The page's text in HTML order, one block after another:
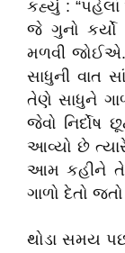
કહ્યું : “પહેલાં
જે ગુનો
મળવી જોઈએ.
સાધુની વાત
તેણે સાધુને
જેવો નિર્દોષ
આવ્યો છે
આમ કહીને તે
ગાળો દેતો
થોડા સમય